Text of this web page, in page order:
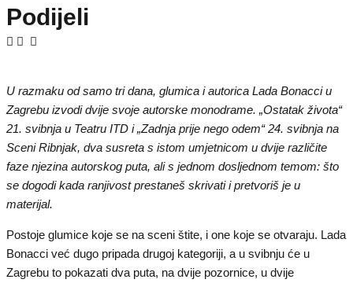
Podijeli
U razmaku od samo tri dana, glumica i autorica Lada Bonacci u
Zagrebu izvodi dvije svoje autorske monodrame. „Ostatak života“
21. svibnja u Teatru ITD i „Zadnja prije nego odem“ 24. svibnja na
Sceni Ribnjak, dva susreta s istom umjetnicom u dvije različite
faze njezina autorskog puta, ali s jednom dosljednom temom: što
se dogodi kada ranjivost prestaneš skrivati i pretvoriš je u
materijal.
Postoje glumice koje se na sceni štite, i one koje se otvaraju. Lada
Bonacci već dugo pripada drugoj kategoriji, a u svibnju će u
Zagrebu to pokazati dva puta, na dvije pozornice, u dvije